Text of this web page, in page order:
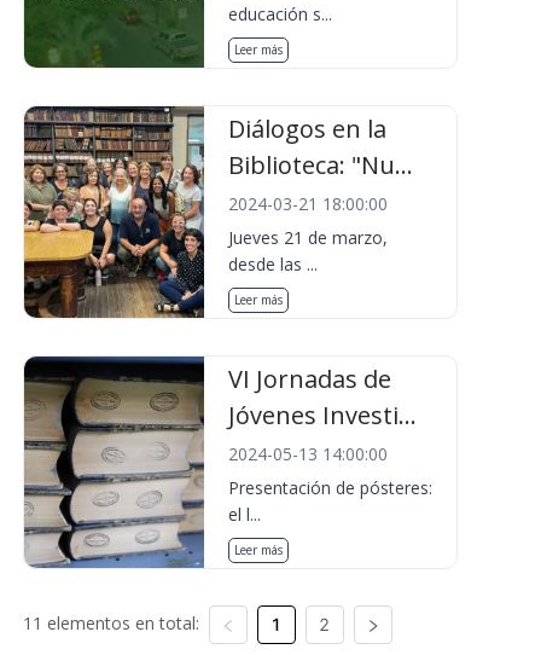
educación s...
Leer más
Diálogos en la
Biblioteca: "Nu...
2024-03-21 18:00:00
Jueves 21 de marzo,
desde las ...
Leer más
VI Jornadas de
Jóvenes Investi...
2024-05-13 14:00:00
Presentación de pósteres:
el l...
Leer más
11 elementos en total: 1 2